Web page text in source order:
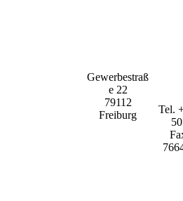
Gewerbestraß
e 22
79112
Freiburg
Tel.